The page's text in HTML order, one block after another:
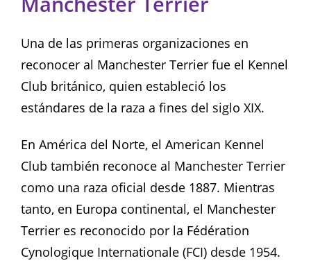
Una de las primeras organizaciones en
reconocer al Manchester Terrier fue el Kennel
Club británico, quien estableció los
estándares de la raza a fines del siglo XIX.
En América del Norte, el American Kennel
Club también reconoce al Manchester Terrier
como una raza oficial desde 1887. Mientras
tanto, en Europa continental, el Manchester
Terrier es reconocido por la Fédération
Cynologique Internationale (FCI) desde 1954.